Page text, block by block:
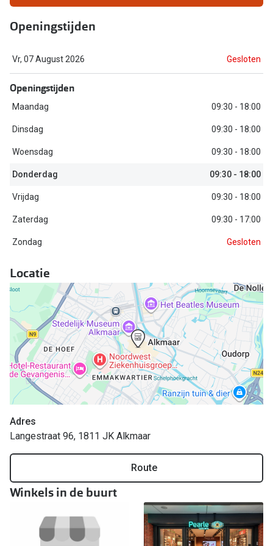
Ray-Ban
DbyD
Emporio Armani
Unofficial
Oakley
Ralph Lauren
Burberry
Alle brillen merken
Online hulp & advies
Online bril kopen in maar 4 stappen
Soorten brillenglazen
Bril online passen
Brillentrends
Zorgvergoeding brillen
Alles over brillen
Biofinity
Alle
Online
Doe de
Lenzen
Openingstijden
Vr, 07 August 2026 Gesloten
Openingstijden
Maandag 09:30 - 18:00
Dinsdag 09:30 - 18:00
Woensdag 09:30 - 18:00
Donderdag 09:30 - 18:00
Vrijdag 09:30 - 18:00
Zaterdag 09:30 - 17:00
Zondag Gesloten
Locatie
Adres
Langestraat 96, 1811 JK Alkmaar
Route
Winkels in de buurt